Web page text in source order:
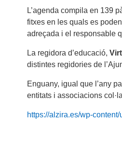
L’agenda compila en 139
fitxes en les quals es
adreçada i el responsable
La regidora d’educació,
distintes regidories de
Enguany, igual que l’any
entitats i associacions
https://alzira.es/wp-